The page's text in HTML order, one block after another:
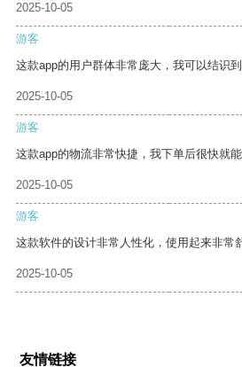
2025-10-05
游客
这款app的用户群体非常庞大，我可以结识
2025-10-05
游客
这款app的物流非常快捷，我下单后很快就能
2025-10-05
游客
这款软件的设计非常人性化，使用起来非常
2025-10-05
友情链接